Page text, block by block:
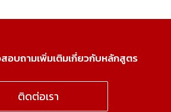
อบถามเพิ่มเติมเกี่ยวกับหลักสูตร
ติดต่อเรา